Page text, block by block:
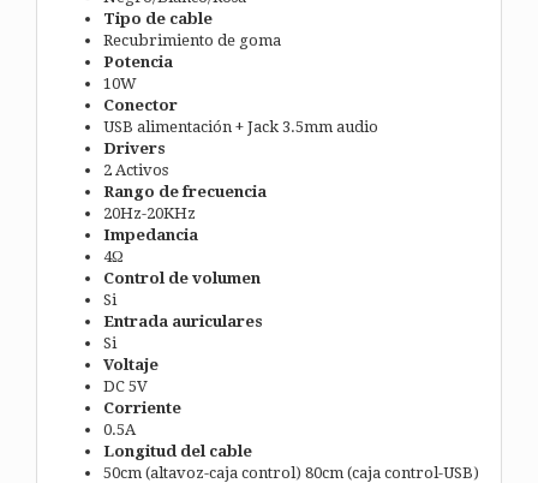
Tipo de cable
Recubrimiento de goma
Potencia
10W
Conector
USB alimentación + Jack 3.5mm audio
Drivers
2 Activos
Rango de frecuencia
20Hz-20KHz
Impedancia
4Ω
Control de volumen
Si
Entrada auriculares
Si
Voltaje
DC 5V
Corriente
0.5A
Longitud del cable
50cm (altavoz-caja control) 80cm (caja control-USB)